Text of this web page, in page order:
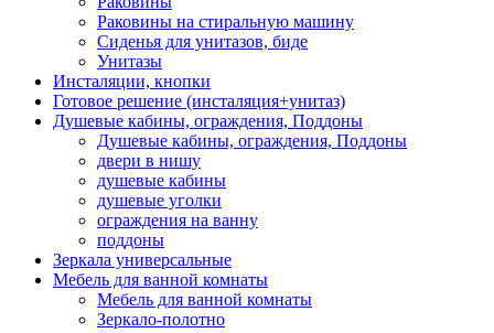
Раковины на стиральную машину
Сиденья для унитазов, биде
Унитазы
Инсталяции, кнопки
Готовое решение (инсталяция+унитаз)
Душевые кабины, ограждения, Поддоны
Душевые кабины, ограждения, Поддоны
двери в нишу
душевые кабины
душевые уголки
ограждения на ванну
поддоны
Зеркала универсальные
Мебель для ванной комнаты
Мебель для ванной комнаты
Зеркало-полотно